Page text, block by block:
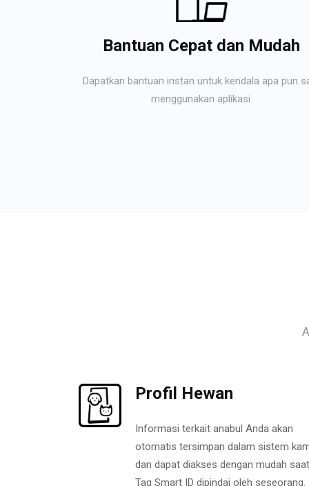
Bantuan Cepat dan Mudah
Dapatkan bantuan instan untuk kendala apa pun
menggunakan aplikasi.
Profil Hewan
Informasi terkait anabul Anda akan
otomatis tersimpan dalam sistem
dan dapat diakses dengan mudah saat
Tag Smart ID dipindai oleh seseorang.